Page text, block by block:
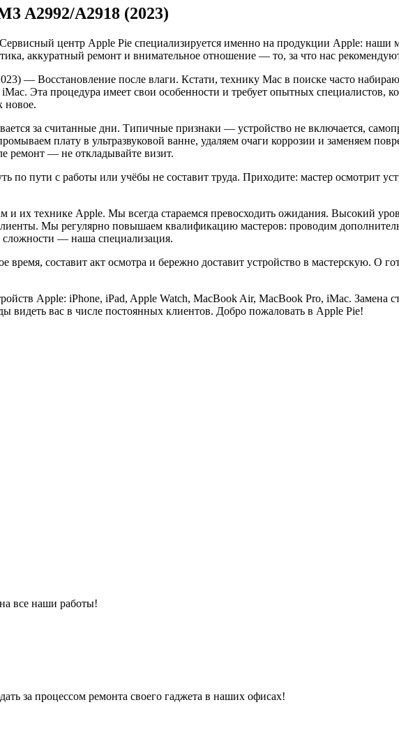
A2992/A2918 (2023)
центр Apple Pie специализируется именно на продукции Apple: наши
аккуратный ремонт и внимательное отношение — то, за что нас
— Восстановление после влаги. Кстати, технику Mac в поиске часто
Эта процедура имеет свои особенности и требует опытных специалистов,
новое.
за считанные дни. Типичные признаки — устройство не включается,
плату в ультразвуковой ванне, удаляем очаги коррозии и заменяем
ремонт — не откладывайте визит.
пути с работы или учёбы не составит труда. Приходите: мастер осмотрит
их технике Apple. Мы всегда стараемся превосходить ожидания. Высокий
Мы регулярно повышаем квалификацию мастеров: проводим
— наша специализация.
время, составит акт осмотра и бережно доставит устройство в мастерскую. О
Apple: iPhone, iPad, Apple Watch, MacBook Air, MacBook Pro, iMac. Замена
вас в числе постоянных клиентов. Добро пожаловать в Apple Pie!
все наши работы!
за процессом ремонта своего гаджета в наших офисах!